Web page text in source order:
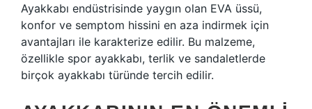
Ayakkabı endüstrisinde yaygın olan EVA üssü,
konfor ve semptom hissini en aza indirmek için
avantajları ile karakterize edilir. Bu malzeme,
özellikle spor ayakkabı, terlik ve sandaletlerde
birçok ayakkabı türünde tercih edilir.